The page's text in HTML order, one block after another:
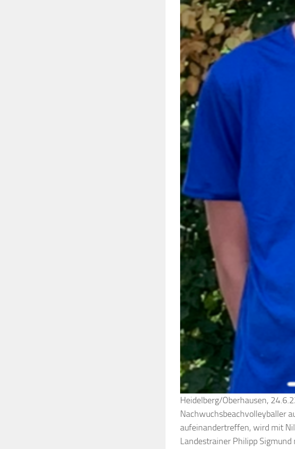
Heidelberg/Oberhausen,
Nachwuchsbeachvolleyballer
aufeinandertreffen, wird mit
Landestrainer Philipp